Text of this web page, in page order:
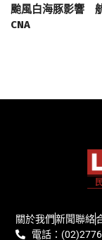
颱風白海豚影響
CNA
關於我們新聞聯絡
電話：